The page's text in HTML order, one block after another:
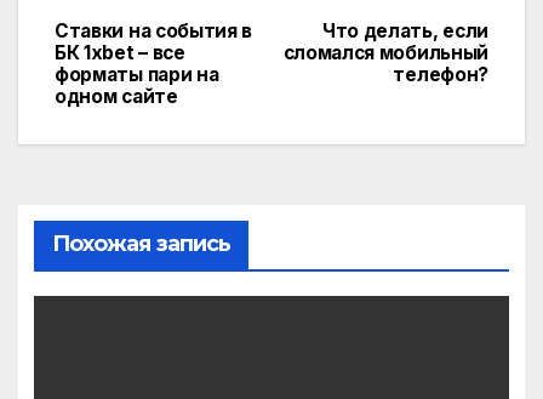
Что делать, если
сломался мобильный
телефон?
Ставки на события в
БК 1xbet – все
форматы пари на
одном сайте
Похожая запись